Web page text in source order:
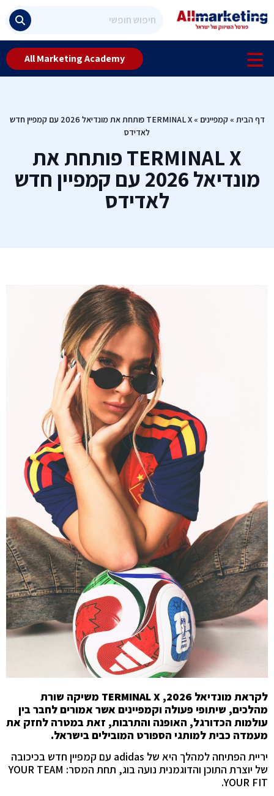
All Marketing Academy
דף הבית »קמפיינים »
TERMINAL X פותחת את מונדיאל 2026 עם קמפיין חדש
לאדידס
TERMINAL X פותחת את
מונדיאל 2026 עם קמפיין חדש
לאדידס
לקראת מונדיאל 2026, TERMINAL X משיקה שורת
מהלכים, שיתופי פעולה וקמפיינים אשר אמורים לחבר בין
עולמות הכדורגל, האופנה והתרבות, זאת במטרה לחזק את
מעמדה כבית למותגי הספורט המובילים בישראל.
יריית הפתיחה למהלך היא של adidas עם קמפיין חדש בכיכובה
של יוצרת התוכן והדוגמנית נועה בוג, תחת המסר: YOUR TEAM
YOUR FIT.